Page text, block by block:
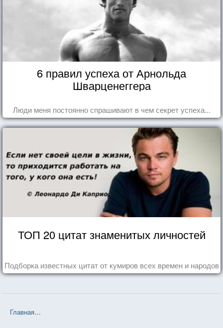
6 правил успеха от Арнольда
Шварценеггера
Люди меня постоянно спрашивают в чем секрет успеха...
ТОП 20 цитат знаменитых личностей
Подборка известных цитат от кумиров всех времен и народов
Главная